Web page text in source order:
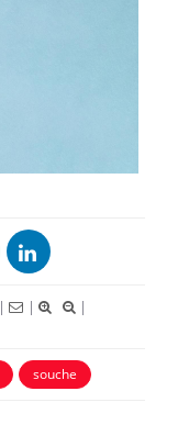
| |
|
souche